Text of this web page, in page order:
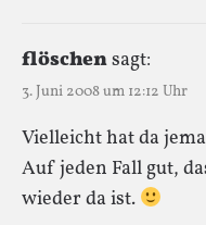
flöschensagt:
3. Juni 2008 um 12:12 Uhr
Vielleicht hat da
Auf jeden Fall gut,
wieder da ist.